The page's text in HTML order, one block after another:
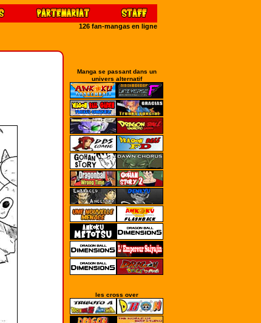
126 fan-mangas en ligne
Manga se passant dans un
univers alternatif
les cross over